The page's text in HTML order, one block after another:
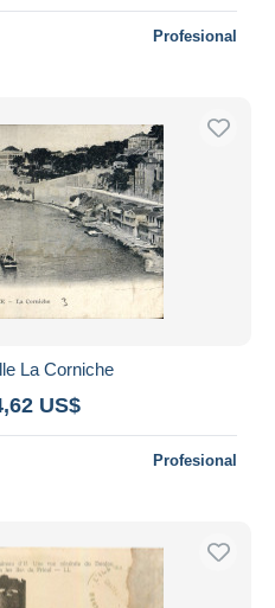
Profesional
La Corniche
US$
Profesional